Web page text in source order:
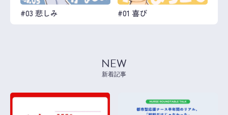
#03 悲しみ #01 喜び
NEW
新着記事